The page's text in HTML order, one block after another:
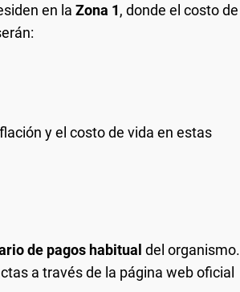
en la Zona 1, donde el costo de
y el costo de vida en estas
de pagos habitual del organismo.
a través de la página web oficial